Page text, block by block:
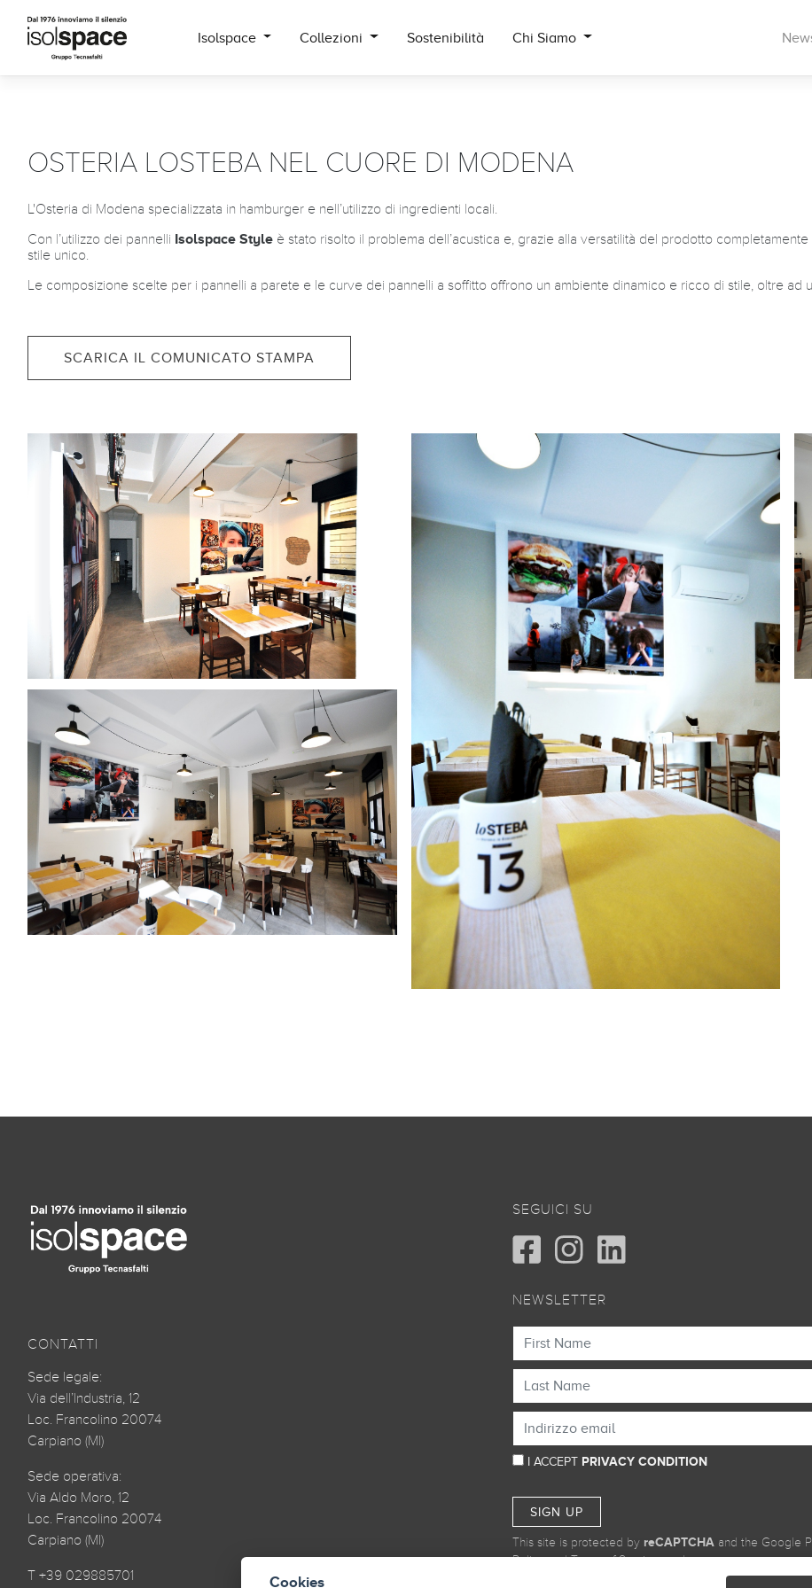
Isolspace Collezioni Sostenibilità Chi Siamo
OSTERIA LOSTEBA NEL CUORE DI MODENA
L'Osteria di Modena specializzata in hamburger e nell’utilizzo di ingredienti locali.
Con l’utilizzo dei pannelli Isolspace Style è stato risolto il problema dell’acustica e, grazie alla versatilità del prodotto
stile unico.
Le composizione scelte per i pannelli a parete e le curve dei pannelli a soffitto offrono un ambiente dinamico e ricco di stile, oltre ad
SCARICA IL COMUNICATO STAMPA
CONTATTI
Sede legale:
Via dell’Industria, 12
Loc. Francolino 20074
Carpiano (MI)
Sede operativa:
Via Aldo Moro, 12
Loc. Francolino 20074
Carpiano (MI)
T +39 029885701
SEGUICI SU
NEWSLETTER
I ACCEPT PRIVACY CONDITION
SIGN UP
This site is protected by reCAPTCHAand the Google
PolicyandTerms of Serviceapply
Cookies